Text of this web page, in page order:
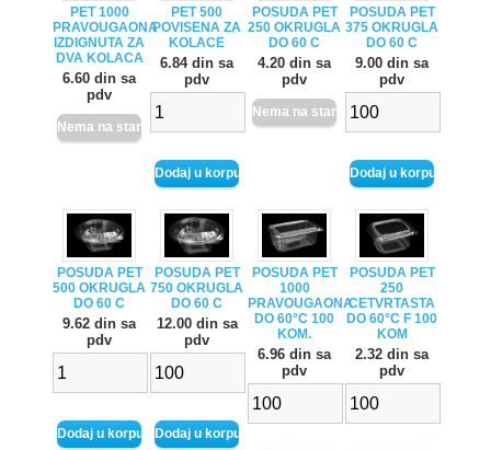
PET 1000
PRAVOUGAONA
IZDIGNUTA ZA
DVA KOLACA
6.60 din sa
pdv
PET 500
POVISENA ZA
KOLACE
6.84 din sa
pdv
POSUDA PET
250 OKRUGLA
DO 60 C
4.20 din sa
pdv
POSUDA PET
375 OKRUGLA
DO 60 C
9.00 din sa
pdv
POSUDA PET
500 OKRUGLA
DO 60 C
9.62 din sa
pdv
POSUDA PET
750 OKRUGLA
DO 60 C
12.00 din sa
pdv
POSUDA PET
1000
PRAVOUGAONA
DO 60°C 100
KOM.
6.96 din sa
pdv
POSUDA PET
250
CETVRTASTA
DO 60°C F 100
KOM
2.32 din sa
pdv